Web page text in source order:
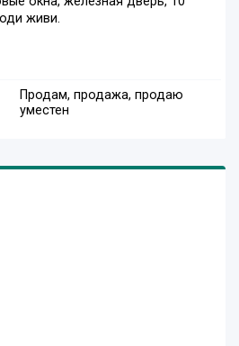
живи.
Продам, продажа, продаю
уместен